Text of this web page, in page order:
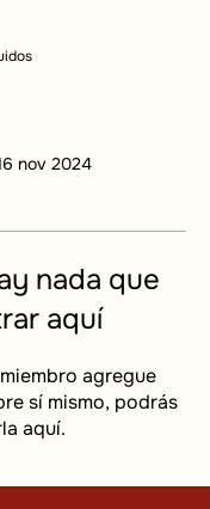
nov 2024
nada que
aquí
agregue
sí mismo, podrás
aquí.